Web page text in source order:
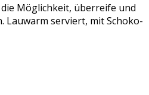
Möglichkeit, überreife und
Lauwarm serviert, mit Schoko-